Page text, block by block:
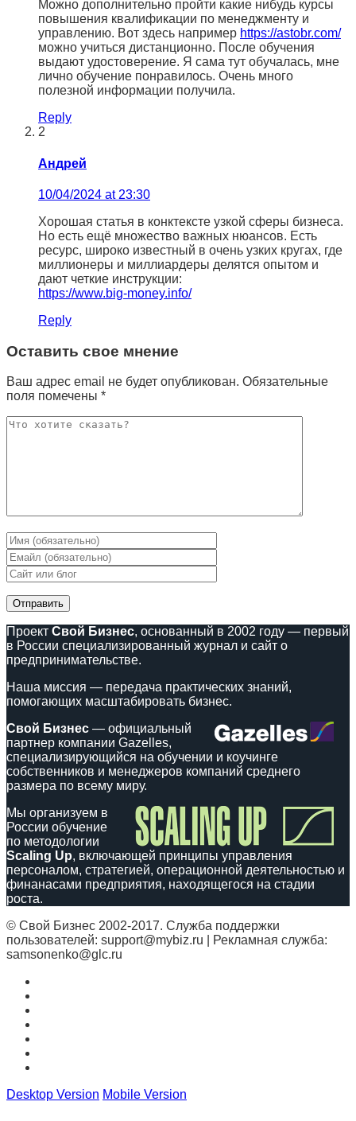
Можно дополнительно пройти какие нибудь курсы
повышения квалификации по менеджменту и
управлению. Вот здесь например https://astobr.com/
можно учиться дистанционно. После обучения
выдают удостоверение. Я сама тут обучалась, мне
лично обучение понравилось. Очень много
полезной информации получила.
Reply
2
Андрей
10/04/2024 at 23:30
Хорошая статья в конктексте узкой сферы бизнеса.
Но есть ещё множество важных нюансов. Есть
ресурс, широко известный в очень узких кругах, где
миллионеры и миллиардеры делятся опытом и
дают четкие инструкции:
https://www.big-money.info/
Reply
Оставить свое мнение
Ваш адрес email не будет опубликован. Обязательные
поля помечены *
Проект Свой Бизнес, основанный в 2002 году — первый
в России специализированный журнал и сайт о
предпринимательстве.
Наша миссия — передача практических знаний,
помогающих масштабировать бизнес.
Свой Бизнес — официальный
партнер компании Gazelles,
специализирующийся на обучении и коучинге
собственников и менеджеров компаний среднего
размера по всему миру.
Мы организуем в
России обучение
по методологии
Scaling Up, включающей принципы управления
персоналом, стратегией, операционной деятельностью и
финанасами предприятия, находящегося на стадии
роста.
© Свой Бизнес 2002-2017. Служба поддержки
пользователей: support@mybiz.ru | Рекламная служба:
samsonenko@glc.ru
Desktop Version Mobile Version